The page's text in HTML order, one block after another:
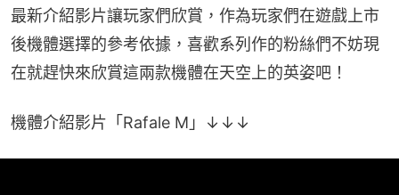
最新介紹影片讓玩家們欣賞，作為玩家們在遊戲上市
後機體選擇的參考依據，喜歡系列作的粉絲們不妨現
在就趕快來欣賞這兩款機體在天空上的英姿吧！
機體介紹影片「Rafale M」↓↓↓